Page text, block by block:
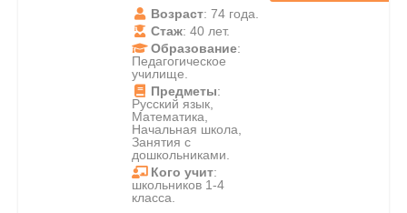
Возраст: 74 года.
Стаж: 40 лет.
Образование:
Педагогическое
училище.
Предметы:
Русский язык,
Математика,
Начальная школа,
Занятия с
дошкольниками.
Кого учит:
школьников 1-4
класса.